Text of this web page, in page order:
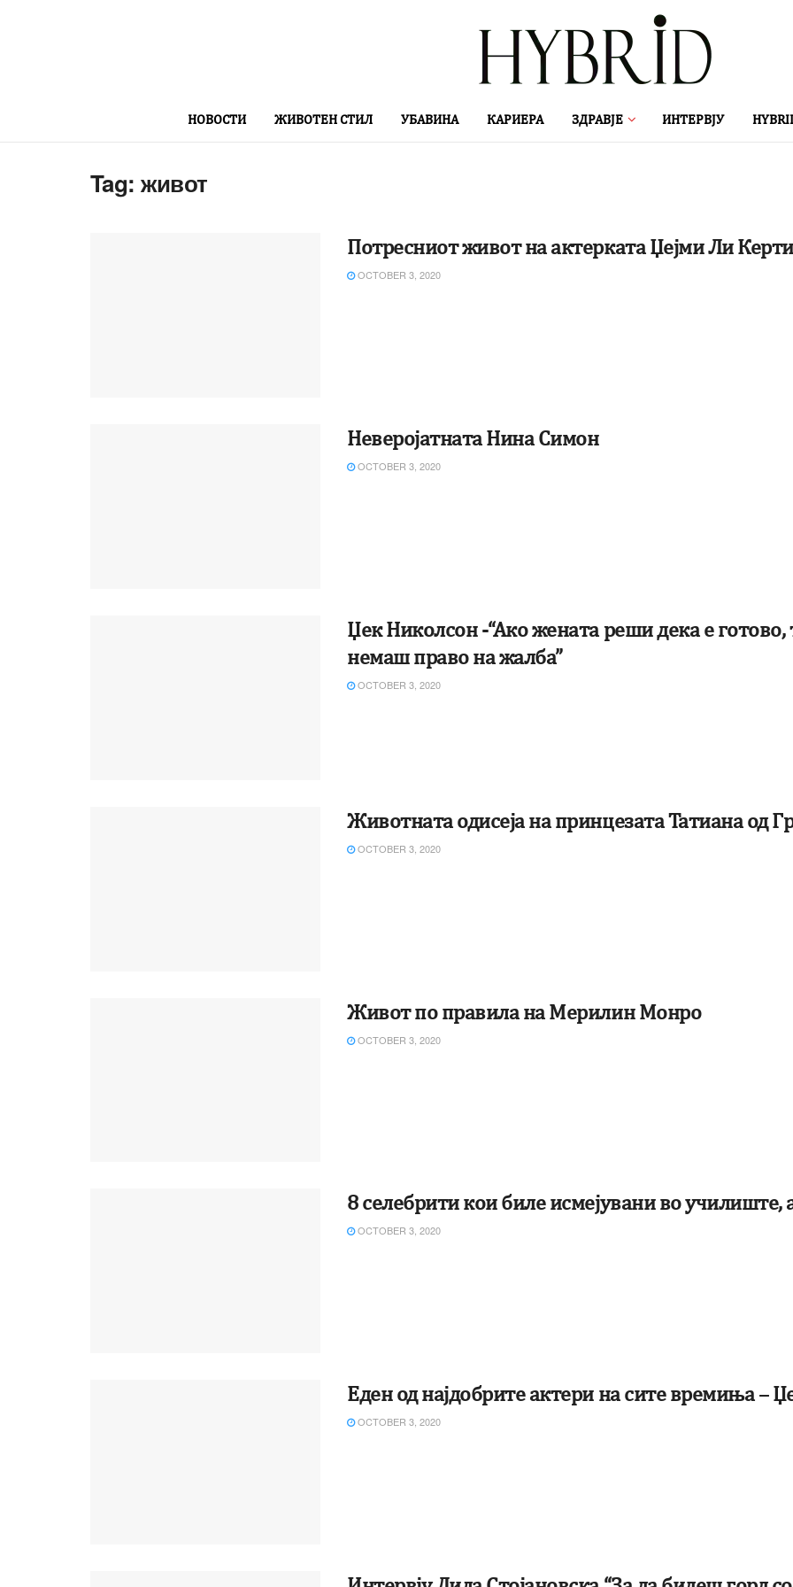
НОВОСТИ ЖИВОТЕН СТИЛ УБАВИНА КАРИЕРА ЗДРАВЈЕ ИНТЕРВЈУ
Tag:живот
Потресниот живот на актерката Џејми Ли
OCTOBER 3, 2020
Неверојатната Нина Симон
OCTOBER 3, 2020
Џек Николсон -“Ако жената реши дека е
немаш право на жалба”
OCTOBER 3, 2020
Животната одисеја на принцезата Татиана од
OCTOBER 3, 2020
Живот по правила на Мерилин Монро
OCTOBER 3, 2020
8 селебрити кои биле исмејувани во училиште,
OCTOBER 3, 2020
Еден од најдобрите актери на сите времиња –
OCTOBER 3, 2020